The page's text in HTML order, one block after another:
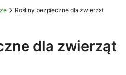
Rośliny bezpieczne dla zwierząt
dla zwierząt